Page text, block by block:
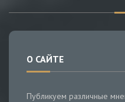
О САЙТЕ
Публикуем различные